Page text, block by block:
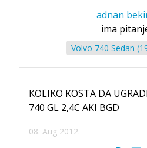
adnan
ima
Volvo 740 Sedan
KOLIKO KOSTA DA
740 GL 2,4C AKI BGD
08. Aug 2012.